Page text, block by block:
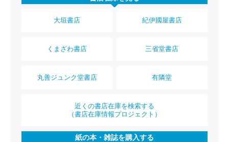
大垣書店 紀伊國屋書店
くまざわ書店 三省堂書店
丸善ジュンク堂書店 有隣堂
近くの書店在庫を検索する
（書店在庫情報プロジェクト）
紙の本・雑誌を購入する